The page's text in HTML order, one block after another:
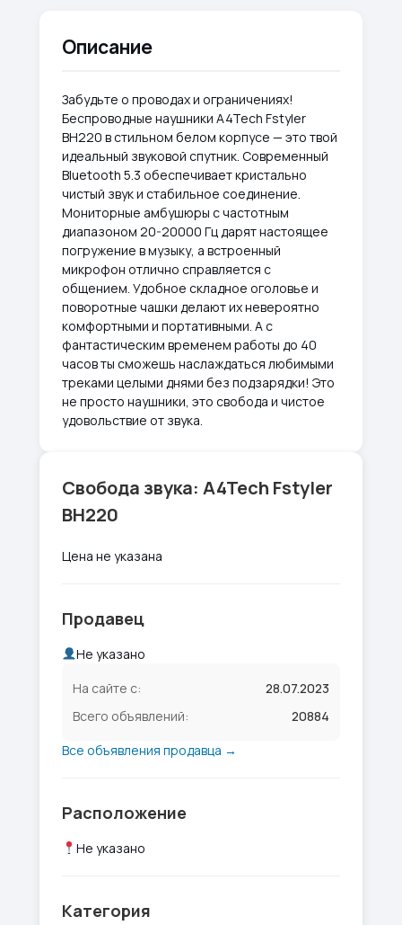
Описание
Забудьте о проводах и ограничениях!
Беспроводные наушники A4Tech Fstyler
BH220 в стильном белом корпусе — это твой
идеальный звуковой спутник. Современный
Bluetooth 5.3 обеспечивает кристально
чистый звук и стабильное соединение.
Мониторные амбушюры с частотным
диапазоном 20-20000 Гц дарят настоящее
погружение в музыку, а встроенный
микрофон отлично справляется с
общением. Удобное складное оголовье и
поворотные чашки делают их невероятно
комфортными и портативными. А с
фантастическим временем работы до 40
часов ты сможешь наслаждаться любимыми
треками целыми днями без подзарядки! Это
не просто наушники, это свобода и чистое
удовольствие от звука.
Свобода звука: A4Tech Fstyler
BH220
Цена не указана
Продавец
Не указано
На сайте с:
28.07.2023
Всего объявлений:
20884
Все объявления продавца →
Расположение
Не указано
Категория